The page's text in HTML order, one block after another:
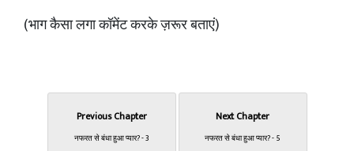
(भाग कैसा लगा कॉमेंट करके ज़रूर बताएं)
Previous Chapter
नफरत से बंधा हुआ प्यार? - 3
Next Chapter
नफरत से बंधा हुआ प्यार? - 5